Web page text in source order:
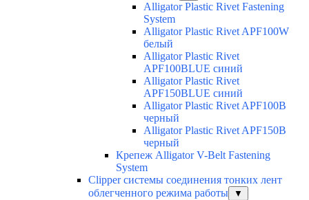
Alligator Plastic Rivet Fastening
System
Alligator Plastic Rivet APF100W
белый
Alligator Plastic Rivet
APF100BLUE синий
Alligator Plastic Rivet
APF150BLUE синий
Alligator Plastic Rivet APF100B
черный
Alligator Plastic Rivet APF150B
черный
Крепеж Alligator V-Belt Fastening
System
Clipper системы соединения тонких лент
облегченного режима работы
▼